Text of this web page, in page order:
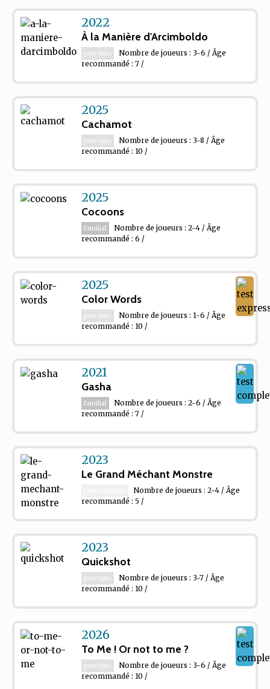
2022
À la Manière d'Arcimboldo
pour tous
Nombre de joueurs : 3-6 / Âge
recommandé : 7 /
2025
Cachamot
pour tous
Nombre de joueurs : 3-8 / Âge
recommandé : 10 /
2025
Cocoons
familial
Nombre de joueurs : 2-4 / Âge
recommandé : 6 /
2025
Color Words
pour tous
Nombre de joueurs : 1-6 / Âge
recommandé : 10 /
2021
Gasha
familial
Nombre de joueurs : 2-6 / Âge
recommandé : 7 /
2023
Le Grand Méchant Monstre
Nombre de joueurs : 2-4 / Âge
recommandé : 5 /
2023
Quickshot
pour tous
Nombre de joueurs : 3-7 / Âge
recommandé : 10 /
2026
To Me ! Or not to me ?
pour tous
Nombre de joueurs : 3-6 / Âge
recommandé : 10 /